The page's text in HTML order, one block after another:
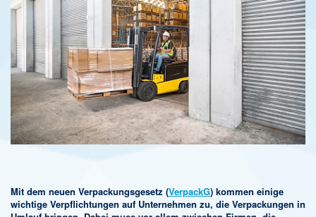
Mit dem neuen Verpackungsgesetz (VerpackG) kommen einige
wichtige Verpflichtungen auf Unternehmen zu, die Verpackungen in